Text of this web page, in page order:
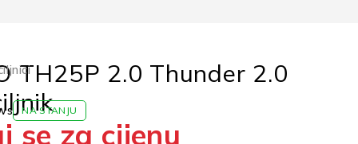
TH25P 2.0 Thunder 2.0
NA STANJU
se za cijenu